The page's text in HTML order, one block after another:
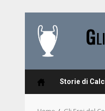
content
Storie di